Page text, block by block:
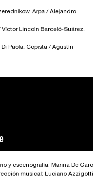
Arpa / Alejandro
Lincoln Barceló-Suárez.
Paola. Copista / Agustín
y escenografía: Marina De Caro
musical: Luciano Azzigotti